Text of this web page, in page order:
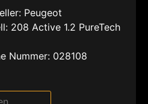
Peugeot
208 Active 1.2 PureTech
Nummer: 028108